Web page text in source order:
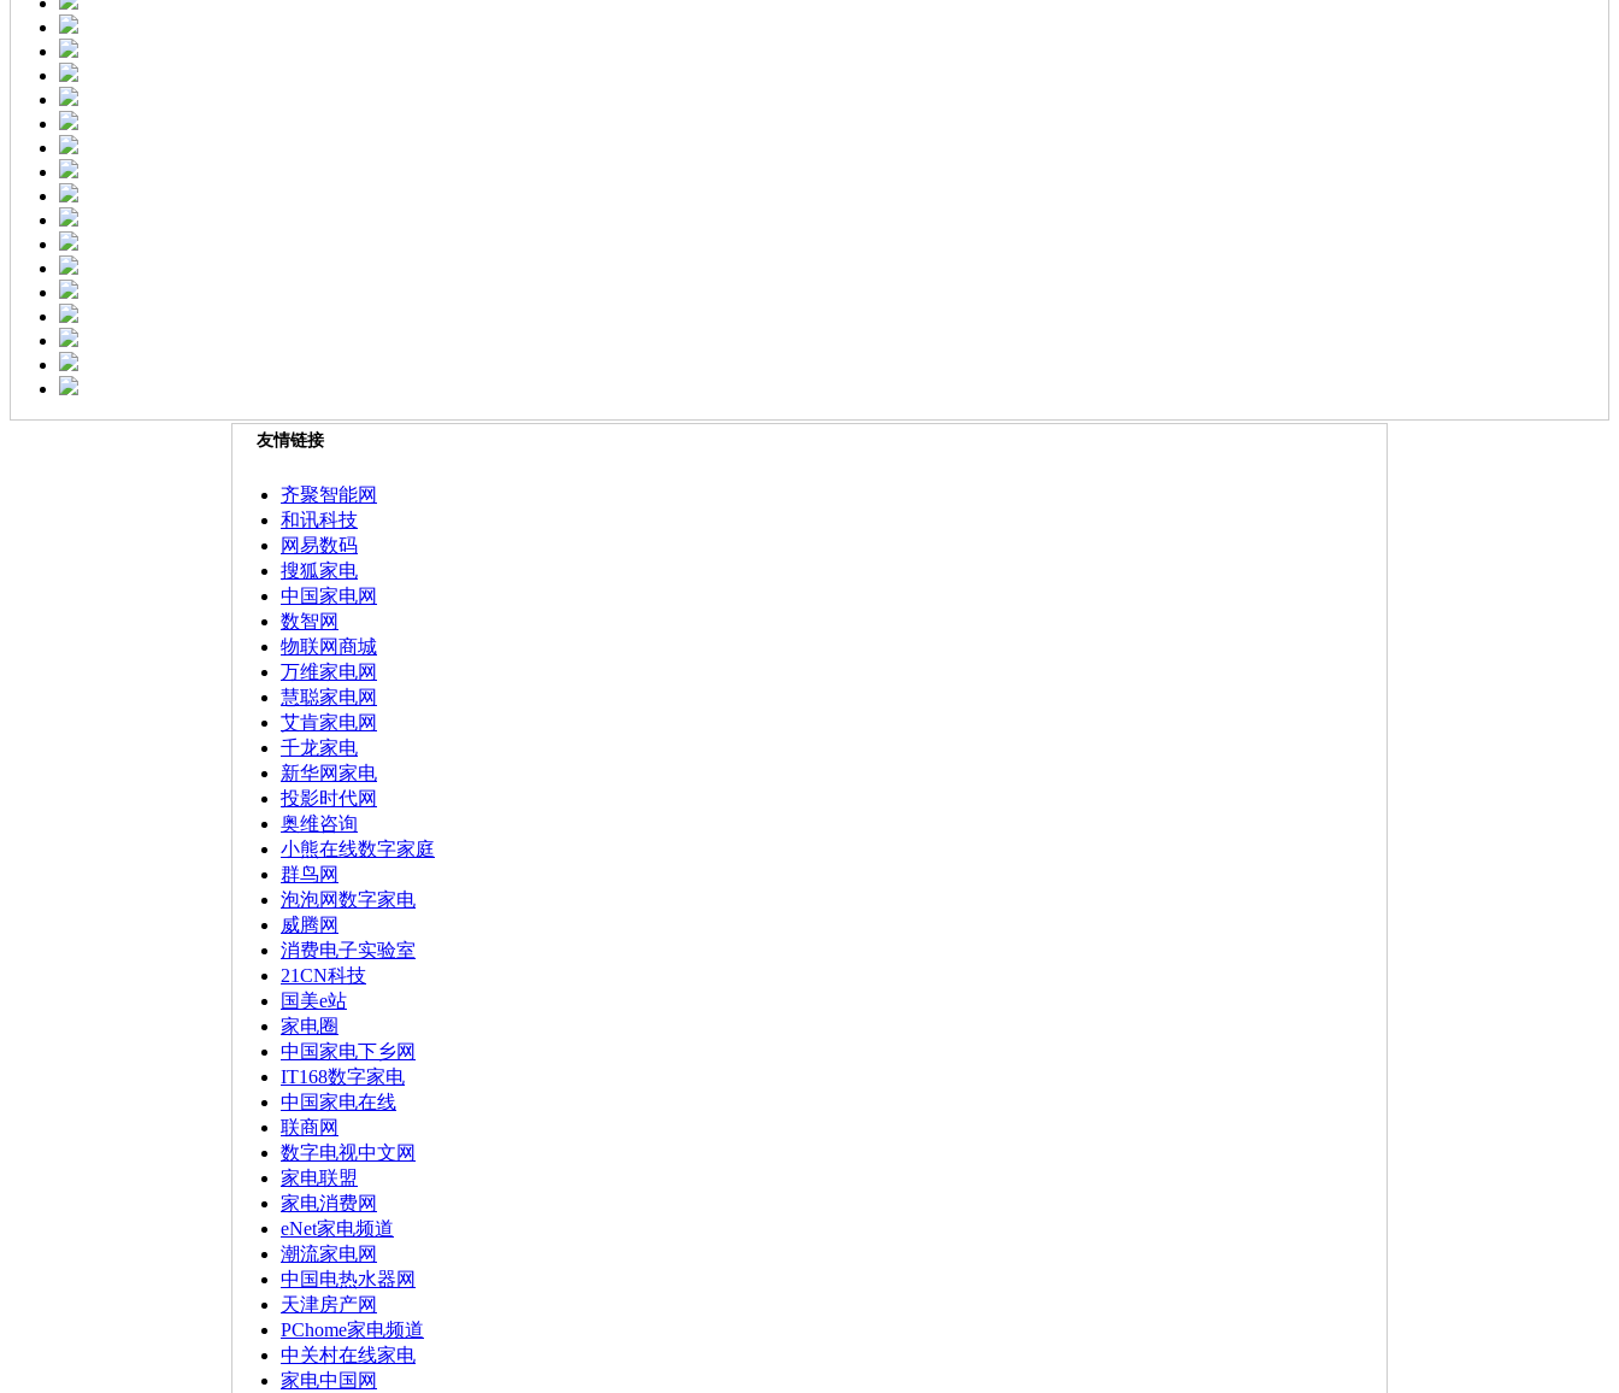
友情链接
齐聚智能网
和讯科技
网易数码
搜狐家电
中国家电网
数智网
物联网商城
万维家电网
慧聪家电网
艾肯家电网
千龙家电
新华网家电
投影时代网
奥维咨询
小熊在线数字家庭
群鸟网
泡泡网数字家电
威腾网
消费电子实验室
21CN科技
国美e站
家电圈
中国家电下乡网
IT168数字家电
中国家电在线
联商网
数字电视中文网
家电联盟
家电消费网
eNet家电频道
潮流家电网
中国电热水器网
天津房产网
PChome家电频道
中关村在线家电
家电中国网